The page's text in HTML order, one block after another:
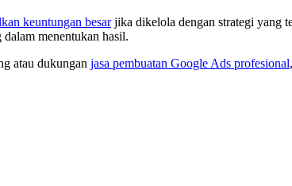
keuntungan besarjika dikelola dengan strategi yang
menentukan hasil.
atau dukungan jasa pembuatan Google Ads profesional